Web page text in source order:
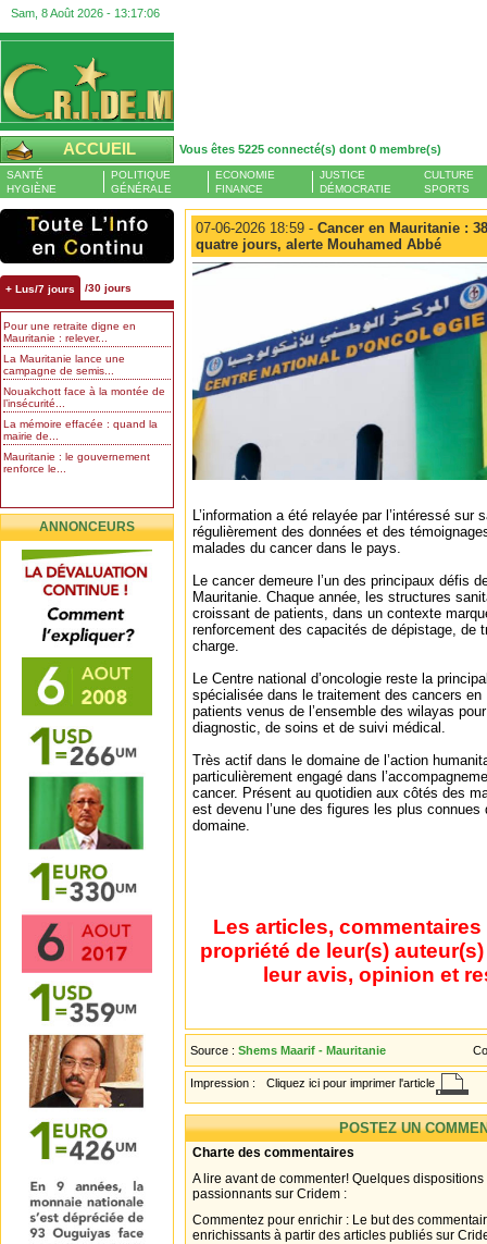
Sam, 8 Août 2026 - 13:17:07
ACCUEIL Vous êtes 5225 connecté(s) dont 0 membre(s)
SANTÉ
HYGIÈNE
POLITIQUE
GÉNÉRALE
ECONOMIE
FINANCE
JUSTICE
DÉMOCRATIE
CULTURE
SPORTS
+ Lus/7 jours /30 jours
Pour une retraite digne en
Mauritanie : relever...
La Mauritanie lance une
campagne de semis...
Nouakchott face à la montée de
l’insécurité...
La mémoire effacée : quand la
mairie de...
Mauritanie : le gouvernement
renforce le...
ANNONCEURS
07-06-2026 18:59 - Cancer en Mauritanie :
quatre jours, alerte Mouhamed Abbé
L’information a été relayée par l’intéressé sur
régulièrement des données et des
malades du cancer dans le pays.
Le cancer demeure l’un des principaux défis
Mauritanie. Chaque année, les structures
croissant de patients, dans un contexte
renforcement des capacités de dépistage, de
charge.
Le Centre national d’oncologie reste la
spécialisée dans le traitement des cancers
patients venus de l’ensemble des wilayas
diagnostic, de soins et de suivi médical.
Très actif dans le domaine de l’action
particulièrement engagé dans
cancer. Présent au quotidien aux côtés des
est devenu l’une des figures les plus
domaine.
Les articles,
propriété de leur(s)
leur avis, opinion et
Source : Shems Maarif - Mauritanie
Impression : Cliquez ici pour imprimer l'article
POSTEZ UN
Charte des commentaires
A lire avant de commenter! Quelques
passionnants sur Cridem :
Commentez pour enrichir : Le but des
enrichissants à partir des articles publiés sur